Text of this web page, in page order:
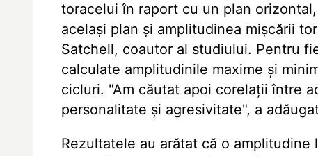
toracelui în raport cu un plan
același plan și amplitudinea mișcării
Satchell, coautor al studiului. Pentru
calculate amplitudinile maxime și
cicluri. "Am căutat apoi corelații între
personalitate și agresivitate", a
Rezultatele au arătat că o